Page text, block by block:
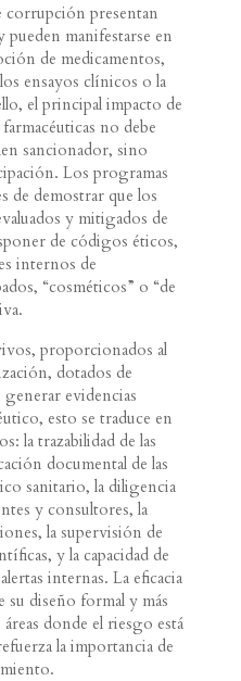
corrupción presentan
pueden manifestarse en
de medicamentos,
ensayos clínicos o la
el principal impacto de
no debe
sancionador, sino
Los programas
de demostrar que los
y mitigados de
de códigos éticos,
internos de
“cosméticos” o “de
proporcionados al
dotados de
evidencias
esto se traduce en
la trazabilidad de las
documental de las
sanitario, la diligencia
y consultores, la
la supervisión de
y la capacidad de
internas. La eficacia
su diseño formal y más
donde el riesgo está
la importancia de